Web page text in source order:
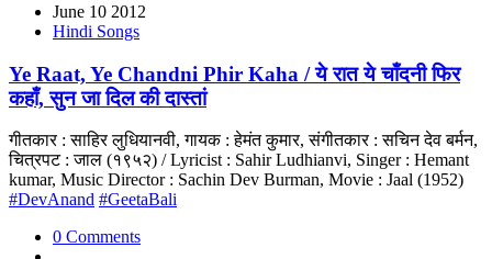
June 10 2012
Hindi Songs
Ye Raat, Ye Chandni Phir Kaha / ये रात ये चाँदनी फिर
कहाँ, सुन जा दिल की दास्तां
गीतकार : साहिर लुधियानवी, गायक : हेमंत कुमार, संगीतकार : सचिन देव बर्मन,
चित्रपट : जाल (१९५२) / Lyricist : Sahir Ludhianvi, Singer : Hemant
kumar, Music Director : Sachin Dev Burman, Movie : Jaal (1952)
#DevAnand #GeetaBali
0 Comments